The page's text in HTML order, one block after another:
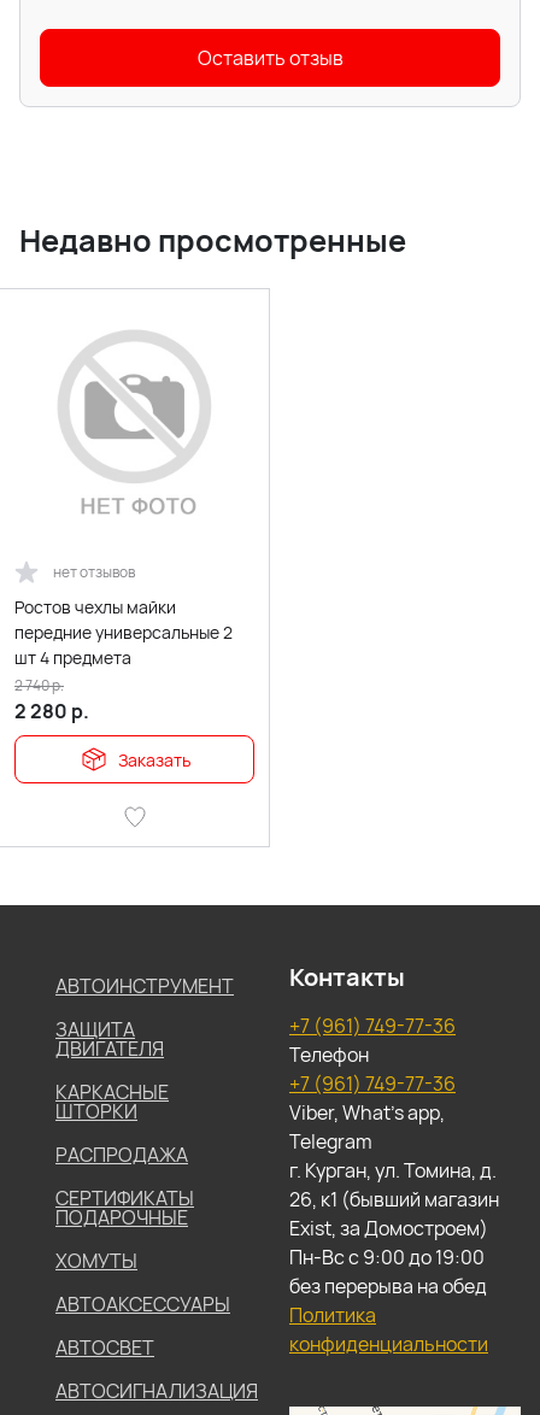
Оставить отзыв
Недавно просмотренные
нет отзывов
Ростов чехлы майки
передние универсальные 2
шт 4 предмета
2 280 р.
2 740р.
Заказать
АВТОИНСТРУМЕНТ
ЗАЩИТА
ДВИГАТЕЛЯ
КАРКАСНЫЕ
ШТОРКИ
РАСПРОДАЖА
СЕРТИФИКАТЫ
ПОДАРОЧНЫЕ
ХОМУТЫ
АВТОАКСЕССУАРЫ
АВТОСВЕТ
АВТОСИГНАЛИЗАЦИЯ
Контакты
+7 (961) 749-77-36
Телефон
+7 (961) 749-77-36
Viber, What's app,
Telegram
г. Курган, ул. Томина, д.
26, к1 (бывший магазин
Exist, за Домостроем)
Пн-Вс с 9:00 до 19:00
без перерыва на обед
Политика
конфиденциальности